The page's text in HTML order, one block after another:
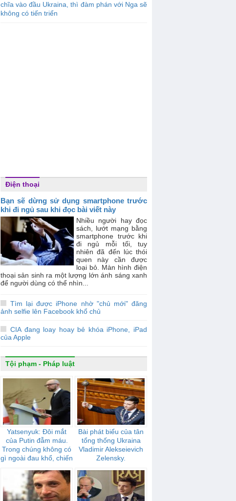
chĩa vào đầu Ukraina, thì đàm phán với Nga sẽ
không có tiến triển
Điện thoại
Bạn sẽ dừng sử dụng smartphone trước
khi đi ngủ sau khi đọc bài viết này
Nhiều người hay đọc
sách, lướt mạng bằng
smartphone trước khi
đi ngủ mỗi tối, tuy
nhiên đã đến lúc thói
quen này cần được
loại bỏ. Màn hình điện
thoại sản sinh ra một lượng lớn ánh sáng xanh
để người dùng có thể nhìn...
Tìm lại được iPhone nhờ "chủ mới" đăng
ảnh selfie lên Facebook khổ chủ
CIA đang loay hoay bẻ khóa iPhone, iPad
của Apple
Tội phạm - Pháp luật
Yatsenyuk: Đôi mắt
của Putin đẫm máu.
Trong chúng không có
gì ngoài đau khổ, chiến
Bài phát biểu của tân
tổng thống Ukraina
Vladimir Alekseievich
Zelensky.